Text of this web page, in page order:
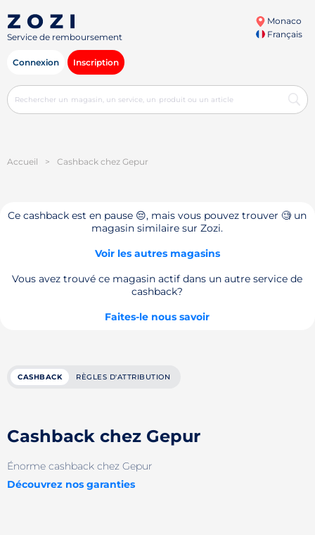
Service de remboursement
Monaco
Français
Connexion Inscription
Accueil > Cashback chez Gepur
Ce cashback est en pause 😔, mais vous pouvez trouver 🧐 un
magasin similaire sur Zozi.
Voir les autres magasins
Vous avez trouvé ce magasin actif dans un autre service de
cashback?
Faites-le nous savoir
CASHBACK RÈGLES D'ATTRIBUTION
Cashback chez Gepur
Énorme cashback chez Gepur
Découvrez nos garanties